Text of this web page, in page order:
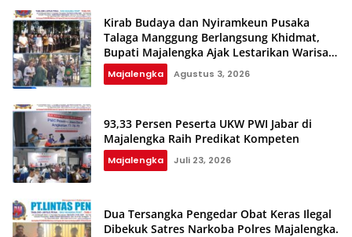
Kirab Budaya dan Nyiramkeun Pusaka
Talaga Manggung Berlangsung Khidmat,
Bupati Majalengka Ajak Lestarikan Warisan
Budaya
Majalengka Agustus 3, 2026
93,33 Persen Peserta UKW PWI Jabar di
Majalengka Raih Predikat Kompeten‎‎
Majalengka Juli 23, 2026
Dua Tersangka Pengedar Obat Keras Ilegal
Dibekuk Satres Narkoba Polres Majalengka.